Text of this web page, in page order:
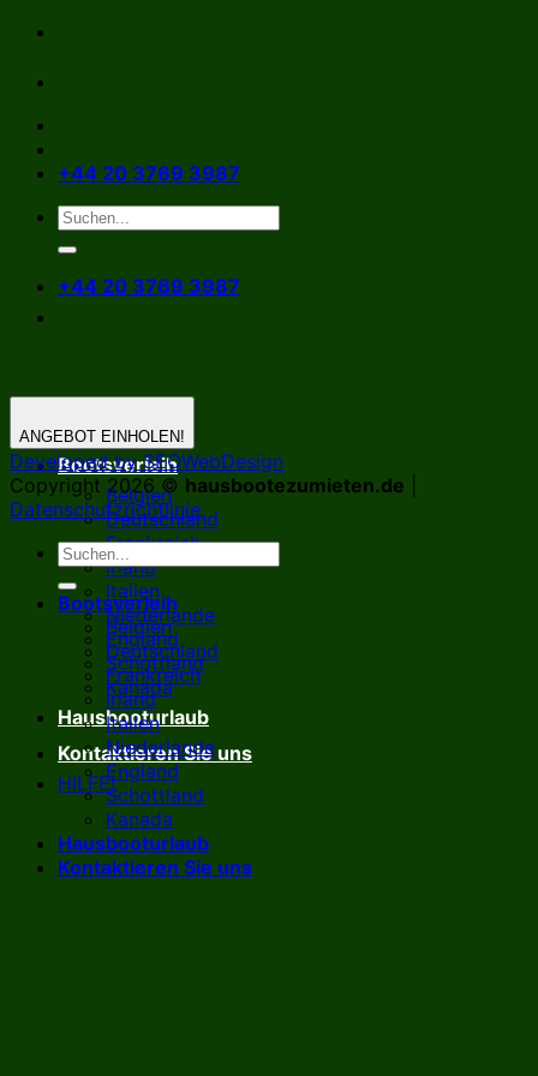
Zum
springen
+44 20 3769 3987
+44 20 3769 3987
Bootsverleih
Belgien
Deutschland
Frankreich
Irland
Italien
Niederlande
England
Schottland
Kanada
Hausbooturlaub
Kontaktieren Sie uns
HILFE!
ANGEBOT EINHOLEN!
Developed by SEOWebDesign
Copyright 2026 © hausbootezumieten.de
Datenschutzrichtlinie
Bootsverleih
Belgien
Deutschland
Frankreich
Irland
Italien
Niederlande
England
Schottland
Kanada
Hausbooturlaub
Kontaktieren Sie uns